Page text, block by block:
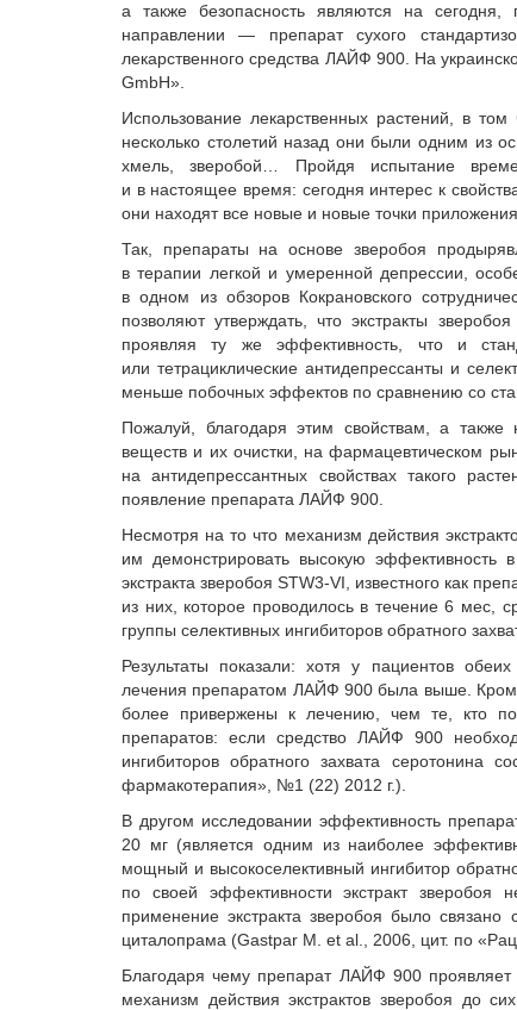
а также безопасность являются на
направлении — препарат сухого
лекарственного средства ЛАЙФ 900. На
GmbH».
Использование лекарственных растений, в
несколько столетий назад они были одним из
хмель, зверобой… Пройдя испытание
и в настоящее время: сегодня интерес к
они находят все новые и новые точки
Так, препараты на основе зверобоя
в терапии легкой и умеренной депрессии,
в одном из обзоров Кокрановского
позволяют утверждать, что экстракты
проявляя ту же эффективность, что и
или тетрациклические антидепрессанты и
меньше побочных эффектов по сравнению со
Пожалуй, благодаря этим свойствам, а также
веществ и их очистки, на фармацевтическом
на антидепрессантных свойствах такого
появление препарата ЛАЙФ 900.
Несмотря на то что механизм действия
им демонстрировать высокую эффективность
экстракта зверобоя STW3-VI, известного как
из них, которое проводилось в течение 6 мес,
группы селективных ингибиторов обратного
Результаты показали: хотя у пациентов
лечения препаратом ЛАЙФ 900 была выше.
более привержены к лечению, чем те, кто
препаратов: если средство ЛАЙФ 900
ингибиторов обратного захвата
фармакотерапия», №1 (22) 2012 г.).
В другом исследовании эффективность
20 мг (является одним из наиболее
мощный и высокоселективный ингибитор
по своей эффективности экстракт
применение экстракта зверобоя было
циталопрама (Gastpar M. et al., 2006, цит. по
Благодаря чему препарат ЛАЙФ 900
механизм действия экстрактов зверобоя до